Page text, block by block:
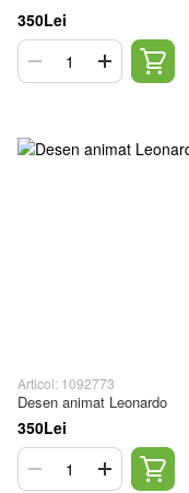
350Lei
Articol: 1092773
Desen animat Leonardo
350Lei